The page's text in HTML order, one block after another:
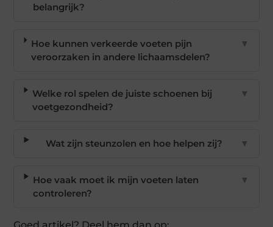
belangrijk?
Hoe kunnen verkeerde voeten pijn
veroorzaken in andere lichaamsdelen?
▼
Welke rol spelen de juiste schoenen bij
voetgezondheid?
▼
Wat zijn steunzolen en hoe helpen zij? ▼
Hoe vaak moet ik mijn voeten laten
controleren?
▼